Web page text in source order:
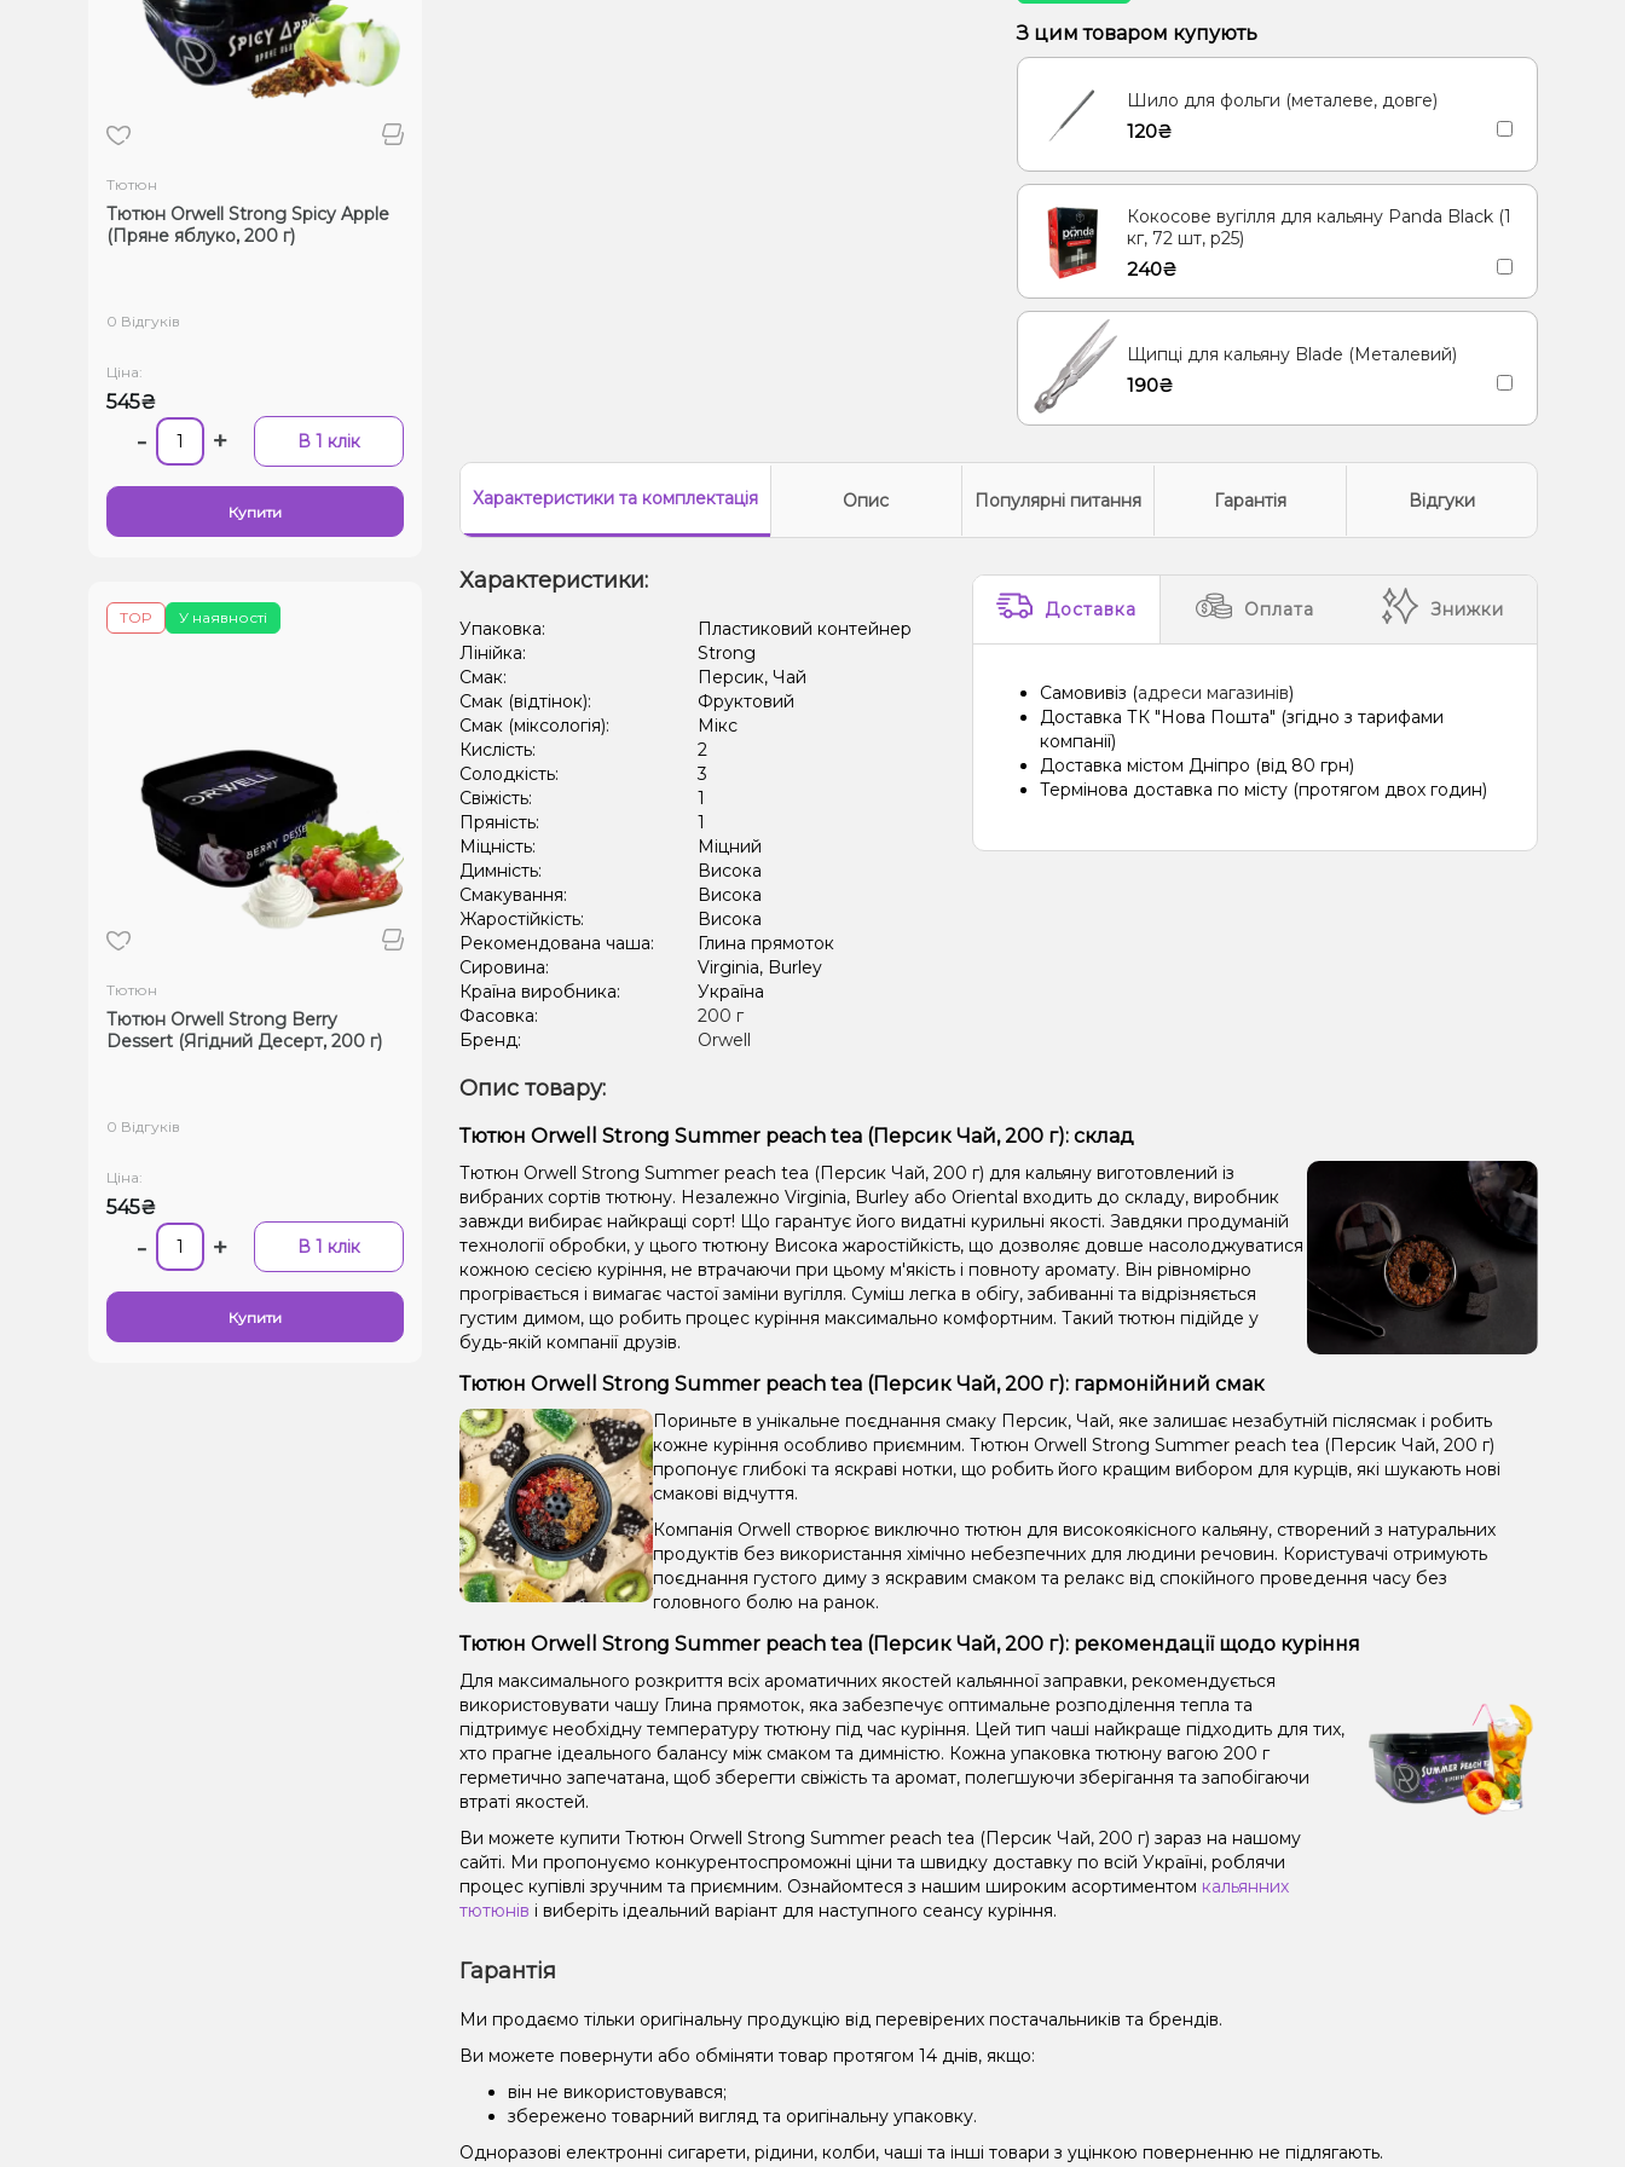
Тютюн
Тютюн Orwell Strong Spicy Apple
(Пряне яблуко, 200 г)
0 Відгуків
Ціна:
545₴
- + В 1 клік
Купити
У наявності
TOP
Тютюн
Тютюн Orwell Strong Berry
Dessert (Ягідний Десерт, 200 г)
0 Відгуків
Ціна:
545₴
- + В 1 клік
Купити
З цим товаром купують
Шило для фольги (металеве, довге)
120₴
Кокосове вугілля для кальяну Panda Black (1
кг, 72 шт, р25)
240₴
Щипці для кальяну Blade (Металевий)
190₴
Характеристикита комплектація Опис Популярні питання Гарантія Відгуки
Характеристики:
Упаковка:
Пластиковий контейнер
Лінійка:
Strong
Смак:
Персик, Чай
Смак (відтінок):
Фруктовий
Смак (міксологія):
Мікс
Кислість:
2
Солодкість:
3
Свіжість:
1
Пряність:
1
Міцність:
Міцний
Димність:
Висока
Смакування:
Висока
Жаростійкість:
Висока
Рекомендована чаша:
Глина прямоток
Сировина:
Virginia, Burley
Країна виробника:
Україна
Фасовка:
200 г
Бренд:
Orwell
Доставка Оплата Знижки
Самовивіз (адреси магазинів)
Доставка ТК "Нова Пошта" (згідно з тарифами
компанії)
Доставка містом Дніпро (від 80 грн)
Термінова доставка по місту (протягом двох годин)
Опис товару:
Тютюн Orwell Strong Summer peach tea (Персик Чай, 200 г): склад
Тютюн Orwell Strong Summer peach tea (Персик Чай, 200 г) для кальяну виготовлений із
вибраних сортів тютюну. Незалежно Virginia, Burley або Oriental входить до складу, виробник
завжди вибирає найкращі сорт! Що гарантує його видатні курильні якості. Завдяки продуманій
технології обробки, у цього тютюну Висока жаростійкість, що дозволяє довше насолоджуватися
кожною сесією куріння, не втрачаючи при цьому м'якість і повноту аромату. Він рівномірно
прогрівається і вимагає частої заміни вугілля. Суміш легка в обігу, забиванні та відрізняється
густим димом, що робить процес куріння максимально комфортним. Такий тютюн підійде у
будь-якій компанії друзів.
Тютюн Orwell Strong Summer peach tea (Персик Чай, 200 г): гармонійний смак
Пориньте в унікальне поєднання смаку Персик, Чай, яке залишає незабутній післясмак і робить
кожне куріння особливо приємним. Тютюн Orwell Strong Summer peach tea (Персик Чай, 200 г)
пропонує глибокі та яскраві нотки, що робить його кращим вибором для курців, які шукають нові
смакові відчуття.
Компанія Orwell створює виключно тютюн для високоякісного кальяну, створений з натуральних
продуктів без використання хімічно небезпечних для людини речовин. Користувачі отримують
поєднання густого диму з яскравим смаком та релакс від спокійного проведення часу без
головного болю на ранок.
Тютюн Orwell Strong Summer peach tea (Персик Чай, 200 г): рекомендації щодо куріння
Для максимального розкриття всіх ароматичних якостей кальянної заправки, рекомендується
використовувати чашу Глина прямоток, яка забезпечує оптимальне розподілення тепла та
підтримує необхідну температуру тютюну під час куріння. Цей тип чаші найкраще підходить для тих,
хто прагне ідеального балансу між смаком та димністю. Кожна упаковка тютюну вагою 200 г
герметично запечатана, щоб зберегти свіжість та аромат, полегшуючи зберігання та запобігаючи
втраті якостей.
Ви можете купити Тютюн Orwell Strong Summer peach tea (Персик Чай, 200 г) зараз на нашому
сайті. Ми пропонуємо конкурентоспроможні ціни та швидку доставку по всій Україні, роблячи
процес купівлі зручним та приємним. Ознайомтеся з нашим широким асортиментом кальянних
тютюнів і виберіть ідеальний варіант для наступного сеансу куріння.
Гарантія
Ми продаємо тільки оригінальну продукцію від перевірених постачальників та брендів.
Ви можете повернути або обміняти товар протягом 14 днів, якщо:
він не використовувався;
збережено товарний вигляд та оригінальну упаковку.
Одноразові електронні сигарети, рідини, колби, чаші та інші товари з уцінкою поверненню не підлягають.